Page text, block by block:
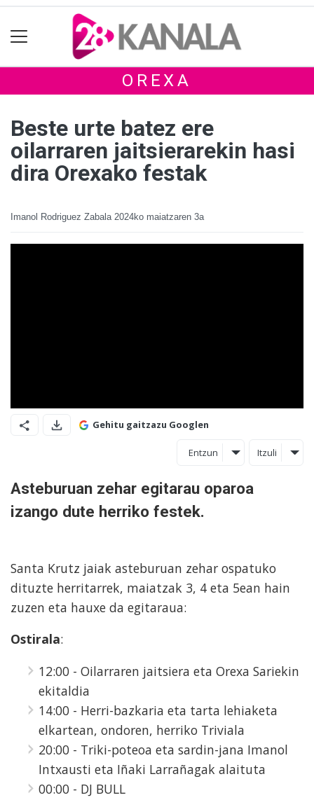
OREXA
Beste urte batez ere
oilarraren jaitsierarekin hasi
dira Orexako festak
Imanol Rodriguez Zabala 2024ko maiatzaren 3a
Gehitu gaitzazu Googlen
Entzun Itzuli
Asteburuan zehar egitarau oparoa
izango dute herriko festek.
Santa Krutz jaiak asteburuan zehar ospatuko
dituzte herritarrek, maiatzak 3, 4 eta 5ean hain
zuzen eta hauxe da egitaraua:
Ostirala:
12:00 - Oilarraren jaitsiera eta Orexa Sariekin
ekitaldia
14:00 - Herri-bazkaria eta tarta lehiaketa
elkartean, ondoren, herriko Triviala
20:00 - Triki-poteoa eta sardin-jana Imanol
Intxausti eta Iñaki Larrañagak alaituta
00:00 - DJ BULL